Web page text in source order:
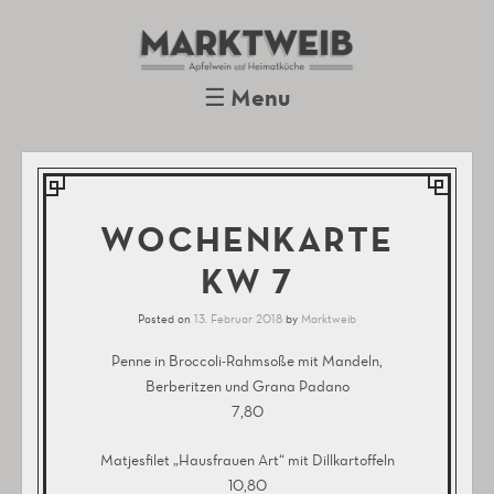
Marktweib
Oberursel
Apfelwein und Heimatküche
☰ Menu
WOCHENKARTE
KW 7
Posted on 13. Februar 2018 by Marktweib
Penne in Broccoli-Rahmsoße mit Mandeln,
Berberitzen und Grana Padano
7,80
Matjesfilet „Hausfrauen Art“ mit Dillkartoffeln
10,80